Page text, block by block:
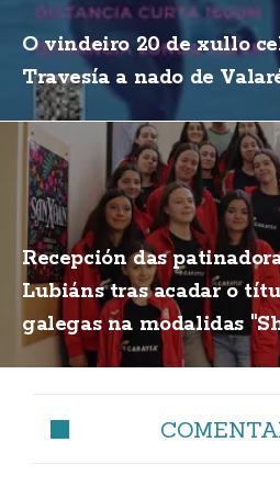
O vindeiro 20 de xullo
Travesía a nado de
Recepción das
Lubiáns tras acadar o
galegas na modalidas